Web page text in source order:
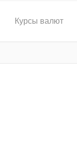
Курсы валют